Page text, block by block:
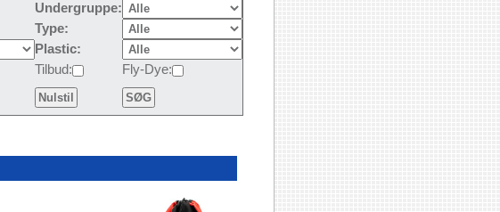
Undergruppe:
Type:
Plastic:
Tilbud:
Fly-Dye: